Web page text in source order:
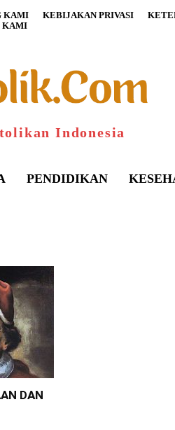
KAMI KEBIJAKAN PRIVASI
KAMI
Indonesia
PENDIDIKAN
DAN